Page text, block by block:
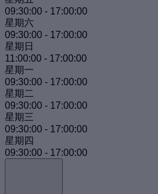
09:30:00 - 17:00:00
星期六
09:30:00 - 17:00:00
星期日
11:00:00 - 17:00:00
星期一
09:30:00 - 17:00:00
星期二
09:30:00 - 17:00:00
星期三
09:30:00 - 17:00:00
星期四
09:30:00 - 17:00:00